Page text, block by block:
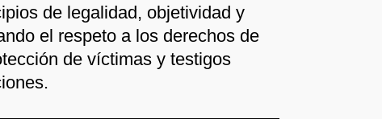
de legalidad, objetividad y
el respeto a los derechos de
de víctimas y testigos